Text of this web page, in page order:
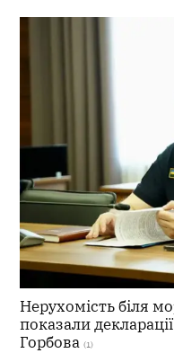
Нерухомість біля
показали
Горбова (1)